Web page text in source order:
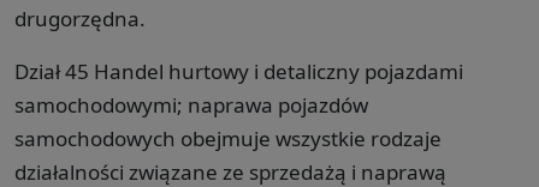
drugorzędna.
Dział 45 Handel hurtowy i detaliczny pojazdami
samochodowymi; naprawa pojazdów
samochodowych obejmuje wszystkie rodzaje
działalności związane ze sprzedażą i naprawą